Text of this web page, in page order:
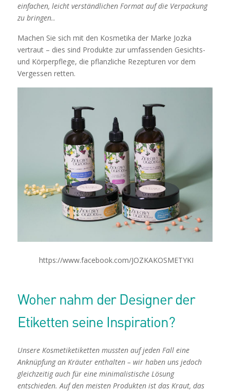
einfachen, leicht verständlichen Format auf die Verpackung
zu bringen..
Machen Sie sich mit den Kosmetika der Marke Jozka
vertraut – dies sind Produkte zur umfassenden Gesichts-
und Körperpflege, die pflanzliche Rezepturen vor dem
Vergessen retten.
https://www.facebook.com/JOZKAKOSMETYKI
Woher nahm der Designer der
Etiketten seine Inspiration?
Unsere Kosmetiketiketten mussten auf jeden Fall eine
Anknüpfung an Kräuter enthalten – wir haben uns jedoch
gleichzeitig auch für eine minimalistische Lösung
entschieden. Auf den meisten Produkten ist das Kraut, das